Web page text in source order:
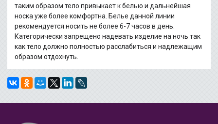
таким образом тело привыкает к белью и дальнейшая
носка уже более комфортна. Белье данной линии
рекомендуется носить не более 6-7 часов в день.
Категорически запрещено надевать изделие на ночь так
как тело должно полностью расслабиться и надлежащим
образом отдохнуть.